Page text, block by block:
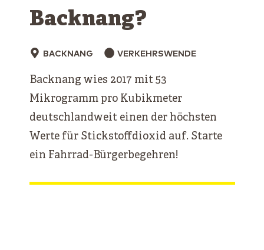
Backnang?
BACKNANG VERKEHRSWENDE
Backnang wies 2017 mit 53
Mikrogramm pro Kubikmeter
deutschlandweit einen der höchsten
Werte für Stickstoffdioxid auf. Starte
ein Fahrrad-Bürgerbegehren!